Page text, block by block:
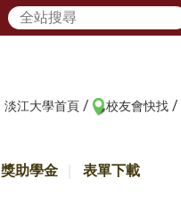
淡江大學首頁 / 校友會快找 /
獎助學金 表單下載